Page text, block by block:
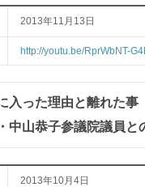
2013年11月13日
http://youtu.be/RprWbNT-
入った理由と離れた事
中山恭子参議院議員と
2013年10月4日